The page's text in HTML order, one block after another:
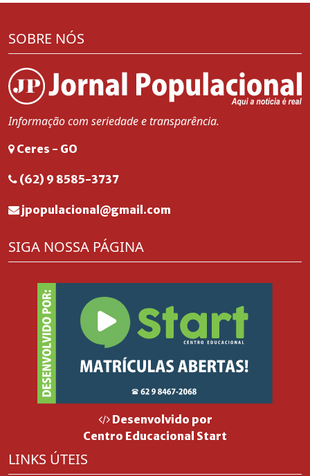
SOBRE NÓS
Informação com seriedade e transparência.
Ceres - GO
(62) 9 8585-3737
jpopulacional@gmail.com
SIGA NOSSA PÁGINA
Desenvolvido por
Centro Educacional Start
LINKS ÚTEIS